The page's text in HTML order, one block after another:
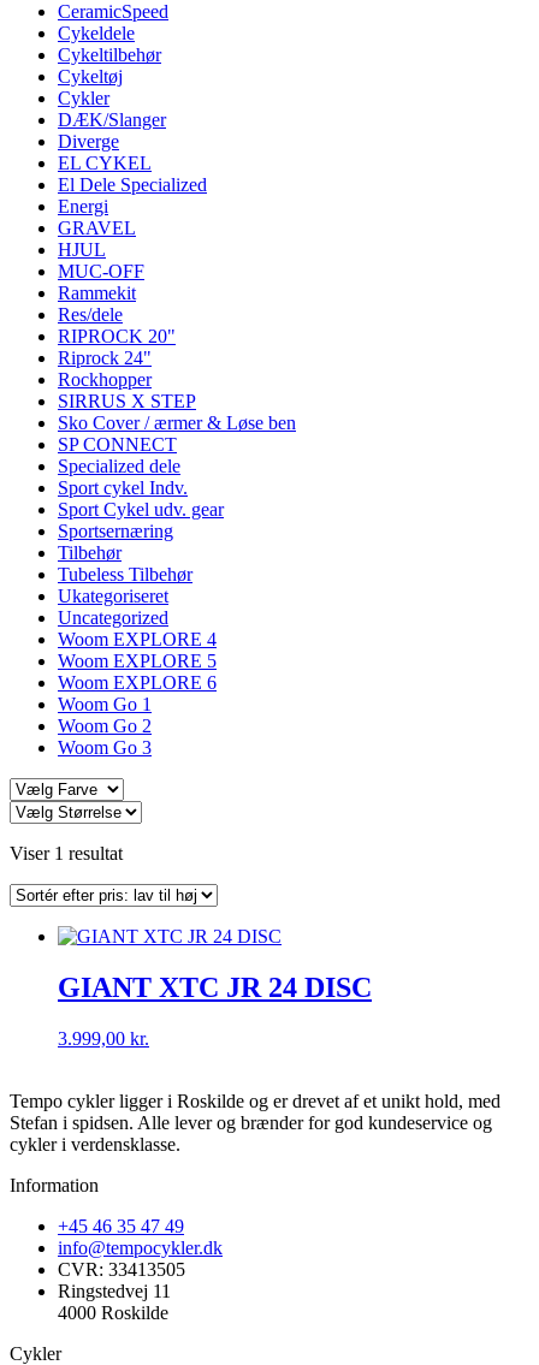
CeramicSpeed
Cykeldele
Cykeltilbehør
Cykeltøj
Cykler
DÆK/Slanger
Diverge
EL CYKEL
El Dele Specialized
Energi
GRAVEL
HJUL
MUC-OFF
Rammekit
Res/dele
RIPROCK 20"
Riprock 24"
Rockhopper
SIRRUS X STEP
Sko Cover / ærmer & Løse ben
SP CONNECT
Specialized dele
Sport cykel Indv.
Sport Cykel udv. gear
Sportsernæring
Tilbehør
Tubeless Tilbehør
Ukategoriseret
Uncategorized
Woom EXPLORE 4
Woom EXPLORE 5
Woom EXPLORE 6
Woom Go 1
Woom Go 2
Woom Go 3
Viser 1 resultat
GIANT XTC JR 24 DISC
3.999,00 kr.
Tempo cykler ligger i Roskilde og er drevet af et unikt hold, med
Stefan i spidsen. Alle lever og brænder for god kundeservice og
cykler i verdensklasse.
Information
+45 46 35 47 49
info@tempocykler.dk
CVR: 33413505
Ringstedvej 11
4000 Roskilde
Cykler